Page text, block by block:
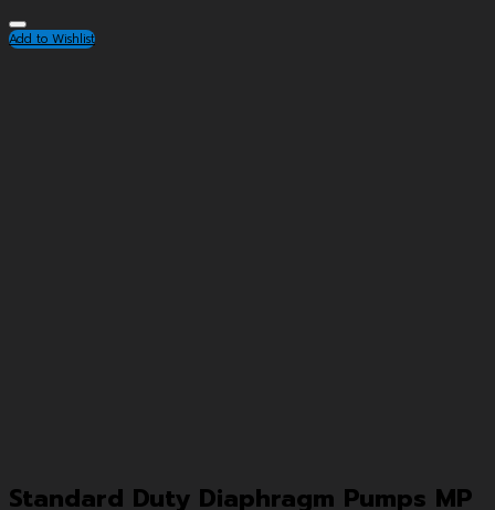
Add to Wishlist
Standard Duty Diaphragm Pumps MP